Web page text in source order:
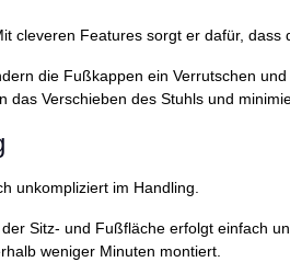
cleveren Features sorgt er dafür, dass
die Fußkappen ein Verrutschen
das Verschieben des Stuhls und
unkompliziert im Handling.
Sitz- und Fußfläche erfolgt einfach
weniger Minuten montiert.